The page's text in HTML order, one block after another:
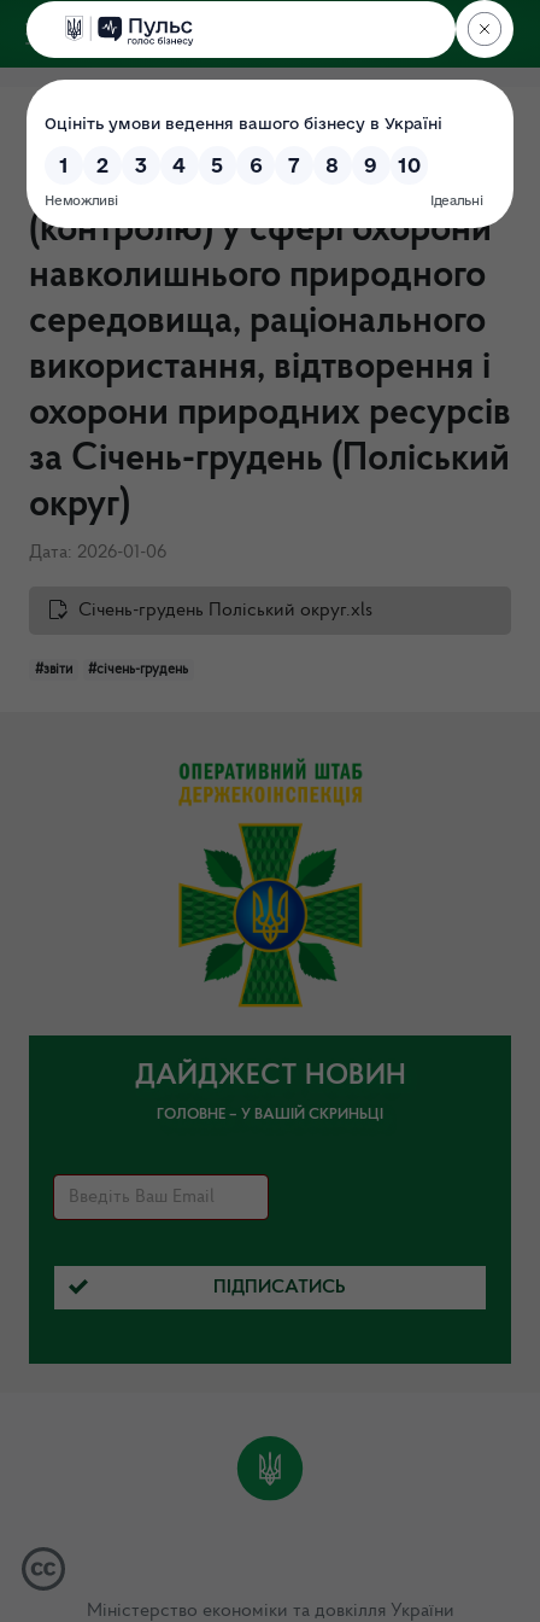
ДЕРЖЕКОІНСПЕКЦІЯ
Поліського округу
Результати здійснення
державного нагляду
(контролю) у сфері охорони
навколишнього природного
середовища, раціонального
використання, відтворення і
охорони природних ресурсів
за Січень-грудень (Поліський
округ)
Дата: 2026-01-06
Січень-грудень Поліський округ.xls
#звіти #січень-грудень
ДАЙДЖЕСТ НОВИН
ГОЛОВНЕ – У ВАШІЙ СКРИНЬЦІ
ПІДПИСАТИСЬ
Міністерство економіки та довкілля України